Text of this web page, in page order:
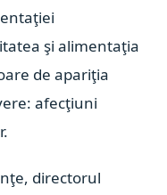
şi alimentaţia
de apariţia
afecţiuni
directorul